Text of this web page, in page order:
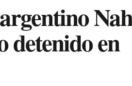
detenido en